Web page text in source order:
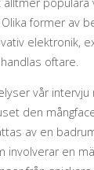
former av
elektronik,
oftare.
vår intervju
den
av en
involverar en